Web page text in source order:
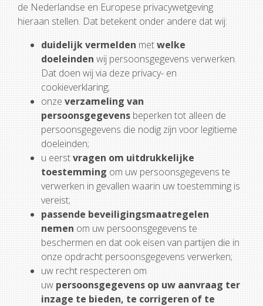
de Nederlandse en Europese privacywetgeving
hieraan stellen. Dat betekent onder andere dat wij:
duidelijk vermeldenmetwelke
doeleindenwij persoonsgegevens verwerken.
Dat doen wij via deze privacy- en
cookieverklaring;
onzeverzameling van
persoonsgegevensbeperken tot alleen de
persoonsgegevens die nodig zijn voor legitieme
doeleinden;
u eerstvragen om uitdrukkelijke
toestemmingom uw persoonsgegevens te
verwerken in gevallen waarin uw toestemming is
vereist;
passende beveiligingsmaatregelen
nemenom uw persoonsgegevens te
beschermen en dat ook eisen van partijen die in
onze opdracht persoonsgegevens verwerken;
uw recht respecteren om
uwpersoonsgegevens op uw aanvraag ter
inzage te bieden, te corrigeren of te